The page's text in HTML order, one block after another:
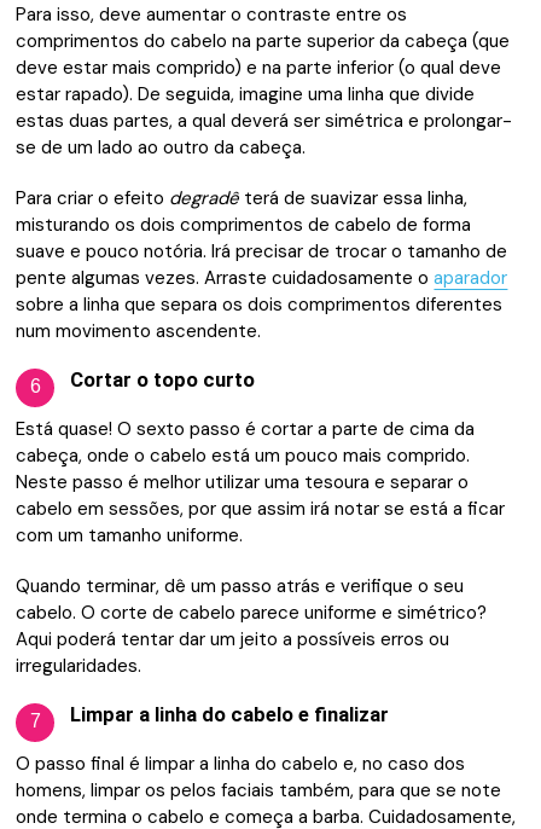
Para isso, deve aumentar o contraste entre os
comprimentos do cabelo na parte superior da cabeça (que
deve estar mais comprido) e na parte inferior (o qual deve
estar rapado). De seguida, imagine uma linha que divide
estas duas partes, a qual deverá ser simétrica e prolongar-
se de um lado ao outro da cabeça.
Para criar o efeito degradê terá de suavizar essa linha,
misturando os dois comprimentos de cabelo de forma
suave e pouco notória. Irá precisar de trocar o tamanho de
pente algumas vezes. Arraste cuidadosamente oaparador
sobre a linha que separa os dois comprimentos diferentes
num movimento ascendente.
6 Cortar o topo curto
Está quase! O sexto passo é cortar a parte de cima da
cabeça, onde o cabelo está um pouco mais comprido.
Neste passo é melhor utilizar uma tesoura e separar o
cabelo em sessões, por que assim irá notar se está a ficar
com um tamanho uniforme.
Quando terminar, dê um passo atrás e verifique o seu
cabelo. O corte de cabelo parece uniforme e simétrico?
Aqui poderá tentar dar um jeito a possíveis erros ou
irregularidades.
7 Limpar a linha do cabelo e finalizar
O passo final é limpar a linha do cabelo e, no caso dos
homens, limpar os pelos faciais também, para que se note
onde termina o cabelo e começa a barba. Cuidadosamente,